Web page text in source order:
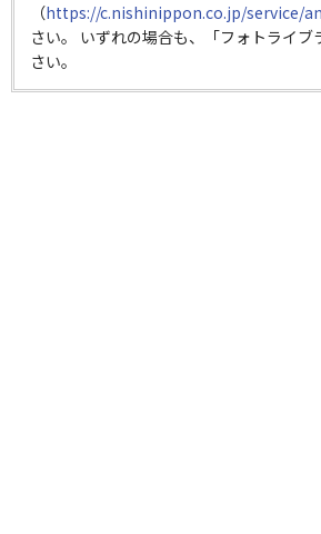
（https://c.nishinippon.co.jp/service/
さい。 いずれの場合も、「フォトライ
さい。